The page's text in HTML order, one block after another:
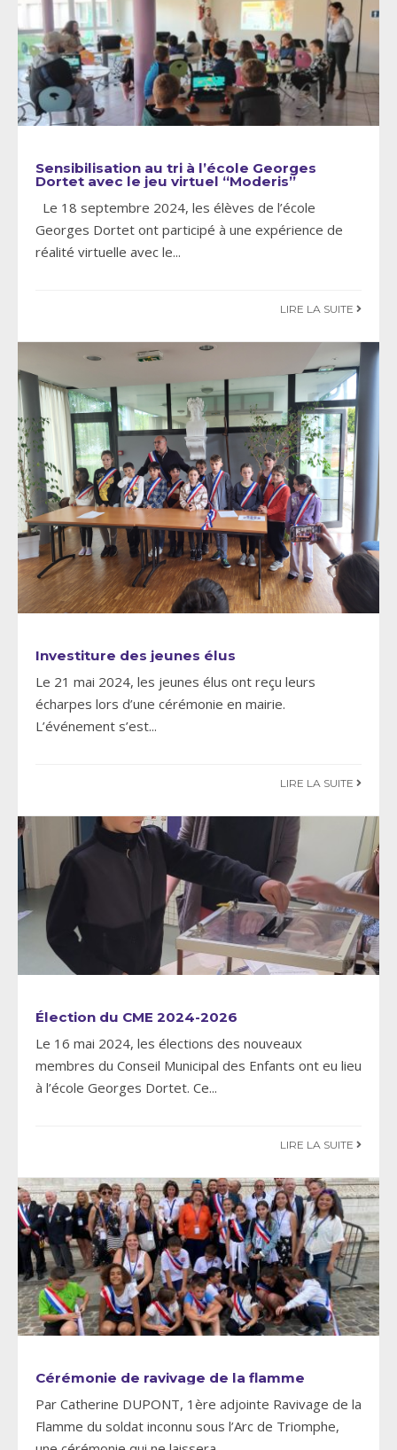
Sensibilisation au tri à l’école Georges
Dortet avec le jeu virtuel “Moderis”
Le 18 septembre 2024, les élèves de l’école
Georges Dortet ont participé à une expérience de
réalité virtuelle avec le...
LIRE LA SUITE
Investiture des jeunes élus
Le 21 mai 2024, les jeunes élus ont reçu leurs
écharpes lors d’une cérémonie en mairie.
L’événement s’est...
LIRE LA SUITE
Élection du CME 2024-2026
Le 16 mai 2024, les élections des nouveaux
membres du Conseil Municipal des Enfants ont eu lieu
à l’école Georges Dortet. Ce...
LIRE LA SUITE
Cérémonie de ravivage de la flamme
Par Catherine DUPONT, 1ère adjointe Ravivage de la
Flamme du soldat inconnu sous l’Arc de Triomphe,